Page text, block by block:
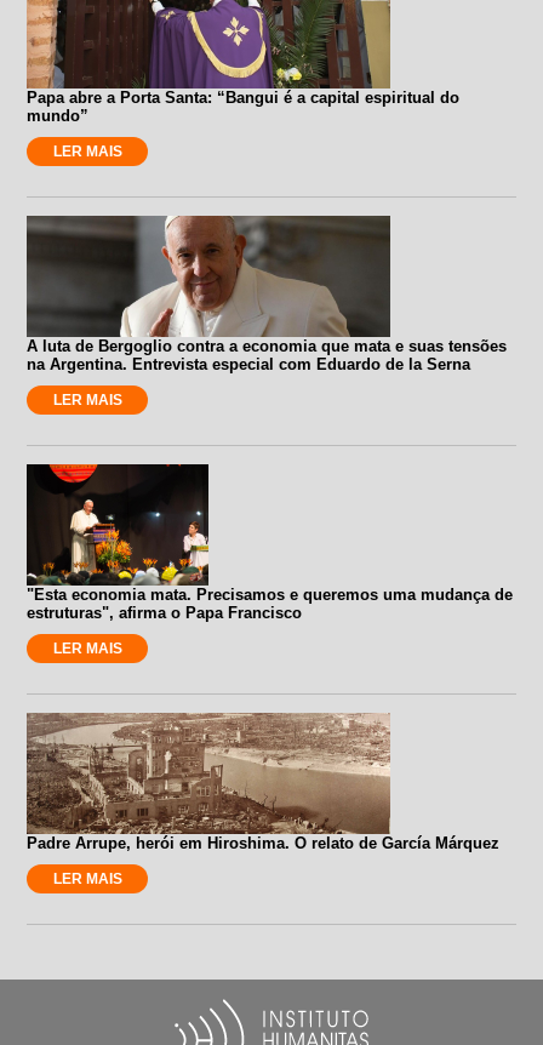
Papa abre a Porta Santa: “Bangui é a capital espiritual do
mundo”
LER MAIS
A luta de Bergoglio contra a economia que mata e suas tensões
na Argentina. Entrevista especial com Eduardo de la Serna
LER MAIS
"Esta economia mata. Precisamos e queremos uma mudança de
estruturas", afirma o Papa Francisco
LER MAIS
Padre Arrupe, herói em Hiroshima. O relato de García Márquez
LER MAIS